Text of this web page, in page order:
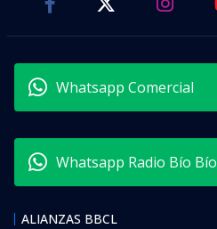
Whatsapp Comercial
Whatsapp Radio Bío Bío
ALIANZAS BBCL